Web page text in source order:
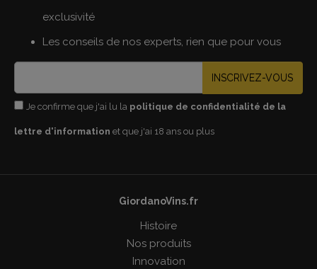
exclusivité
Les conseils de nos experts, rien que pour vous
INSCRIVEZ-VOUS
Je confirme que j'ai lu la politique de confidentialité de la
lettre d'information et que j'ai 18 ans ou plus
GiordanoVins.fr
Histoire
Nos produits
Innovation